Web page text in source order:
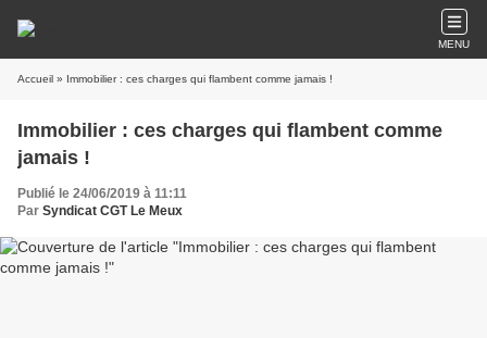
MENU
Accueil » Immobilier : ces charges qui flambent comme jamais !
Immobilier : ces charges qui flambent comme
jamais !
Publié le 24/06/2019 à 11:11
Par Syndicat CGT Le Meux